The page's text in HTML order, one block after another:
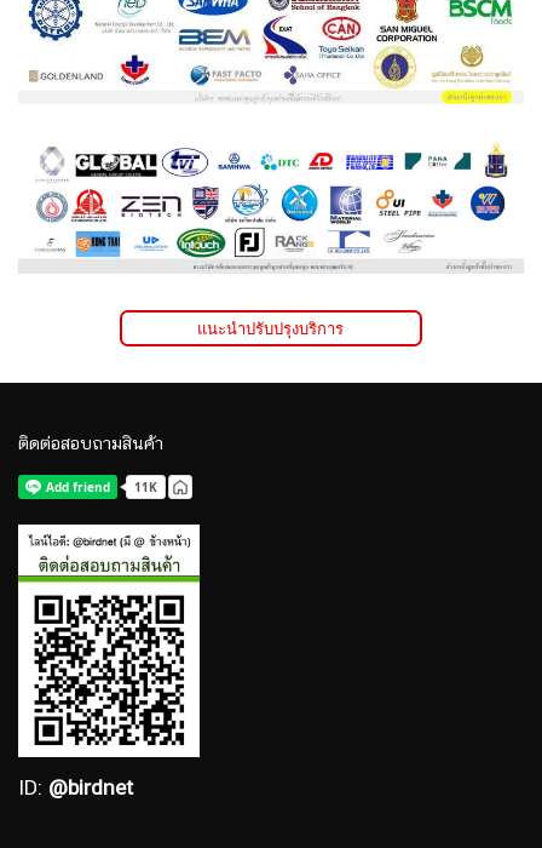
แนะนำปรับปรุงบริการ
ติดต่อสอบถามสินค้า
ID: @birdnet